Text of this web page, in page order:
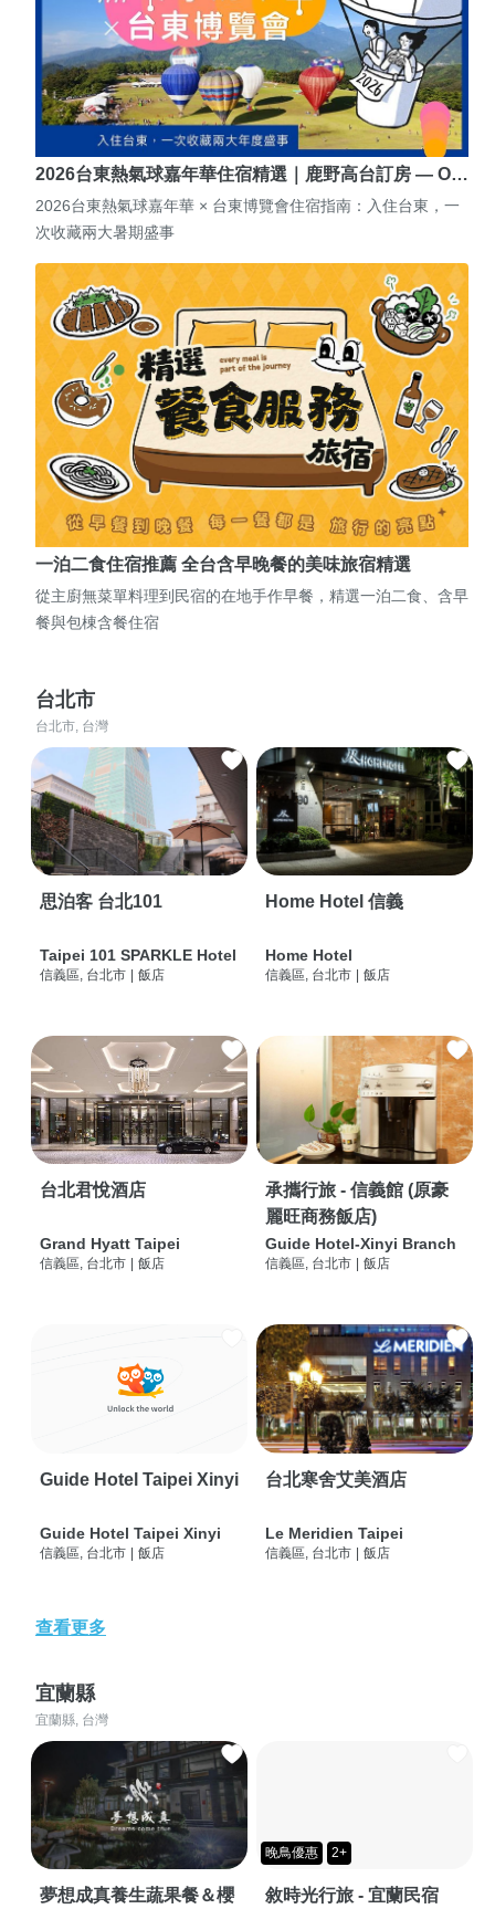
2026台東熱氣球嘉年華住宿精選｜鹿野高台訂房 — O…
2026台東熱氣球嘉年華 × 台東博覽會住宿指南：入住台東，一
次收藏兩大暑期盛事
一泊二食住宿推薦 全台含早晚餐的美味旅宿精選
從主廚無菜單料理到民宿的在地手作早餐，精選一泊二食、含早
餐與包棟含餐住宿
台北市
台北市, 台灣
思泊客 台北101
Taipei 101 SPARKLE Hotel
信義區, 台北市 飯店
Home Hotel 信義
Home Hotel
信義區, 台北市 飯店
台北君悅酒店
Grand Hyatt Taipei
信義區, 台北市 飯店
承攜行旅 - 信義館 (原豪
麗旺商務飯店)
Guide Hotel-Xinyi Branch
信義區, 台北市 飯店
Guide Hotel Taipei Xinyi
Guide Hotel Taipei Xinyi
信義區, 台北市 | 飯店
台北寒舍艾美酒店
Le Meridien Taipei
信義區, 台北市 | 飯店
查看更多
宜蘭縣
宜蘭縣, 台灣
夢想成真養生蔬果餐＆櫻
晚鳥優惠 2+
敘時光行旅 - 宜蘭民宿